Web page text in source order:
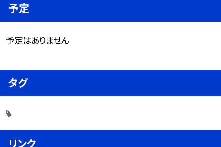
予定
予定はありません
タグ
リンク